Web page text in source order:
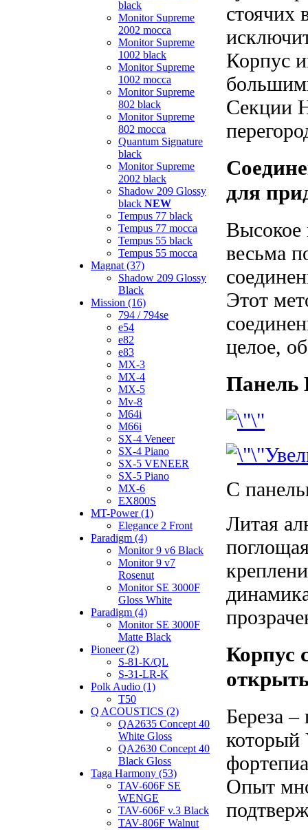
black
Monitor Supreme
2002 mocca
Monitor Supreme
1002 black
Monitor Supreme
1002 mocca
Monitor Supreme
802 black
Monitor Supreme
802 mocca
Quantum Signature
black
Monitor Supreme
2002 black
Shadow 209 Glossy
black NEW
Tempus 77 black
Tempus 77 mocca
Tempus 55 black
Tempus 55 mocca
Magnat (37)
Shadow 209 Glossy
Black
Mission (16)
794 / 794se
e54
e82
e83
MX-3
MX-4
MX-5
Mv-8
M64i
M66i
SX-4 Veneer
SX-4 Piano
SX-5 VENEER
SX-5 Piano
MX-6
EX800S
MT-Power (1)
Elegance 2 Front
Paradigm (4)
Monitor 9 v6 Black
Monitor 9 v7
Rosenut
Monitor SE 3000F
Gloss White
Paradigm (4)
Monitor SE 3000F
Matte Black
Pioneer (2)
S-81-K/QL
S-31-LR-K
Polk Audio (1)
T50
Q ACOUSTICS (2)
QA2635 Concept 40
White Gloss
QA2630 Concept 40
Black Gloss
Taga Harmony (53)
TAV-606F SE
WENGE
TAV-606F v.3 Black
TAV-806F Walnut
стоячих
Корпус
Секции
для
Высокое
весьма
Этот
целое,
Панель
С
Литая
Корпус
Береза
который
Опыт